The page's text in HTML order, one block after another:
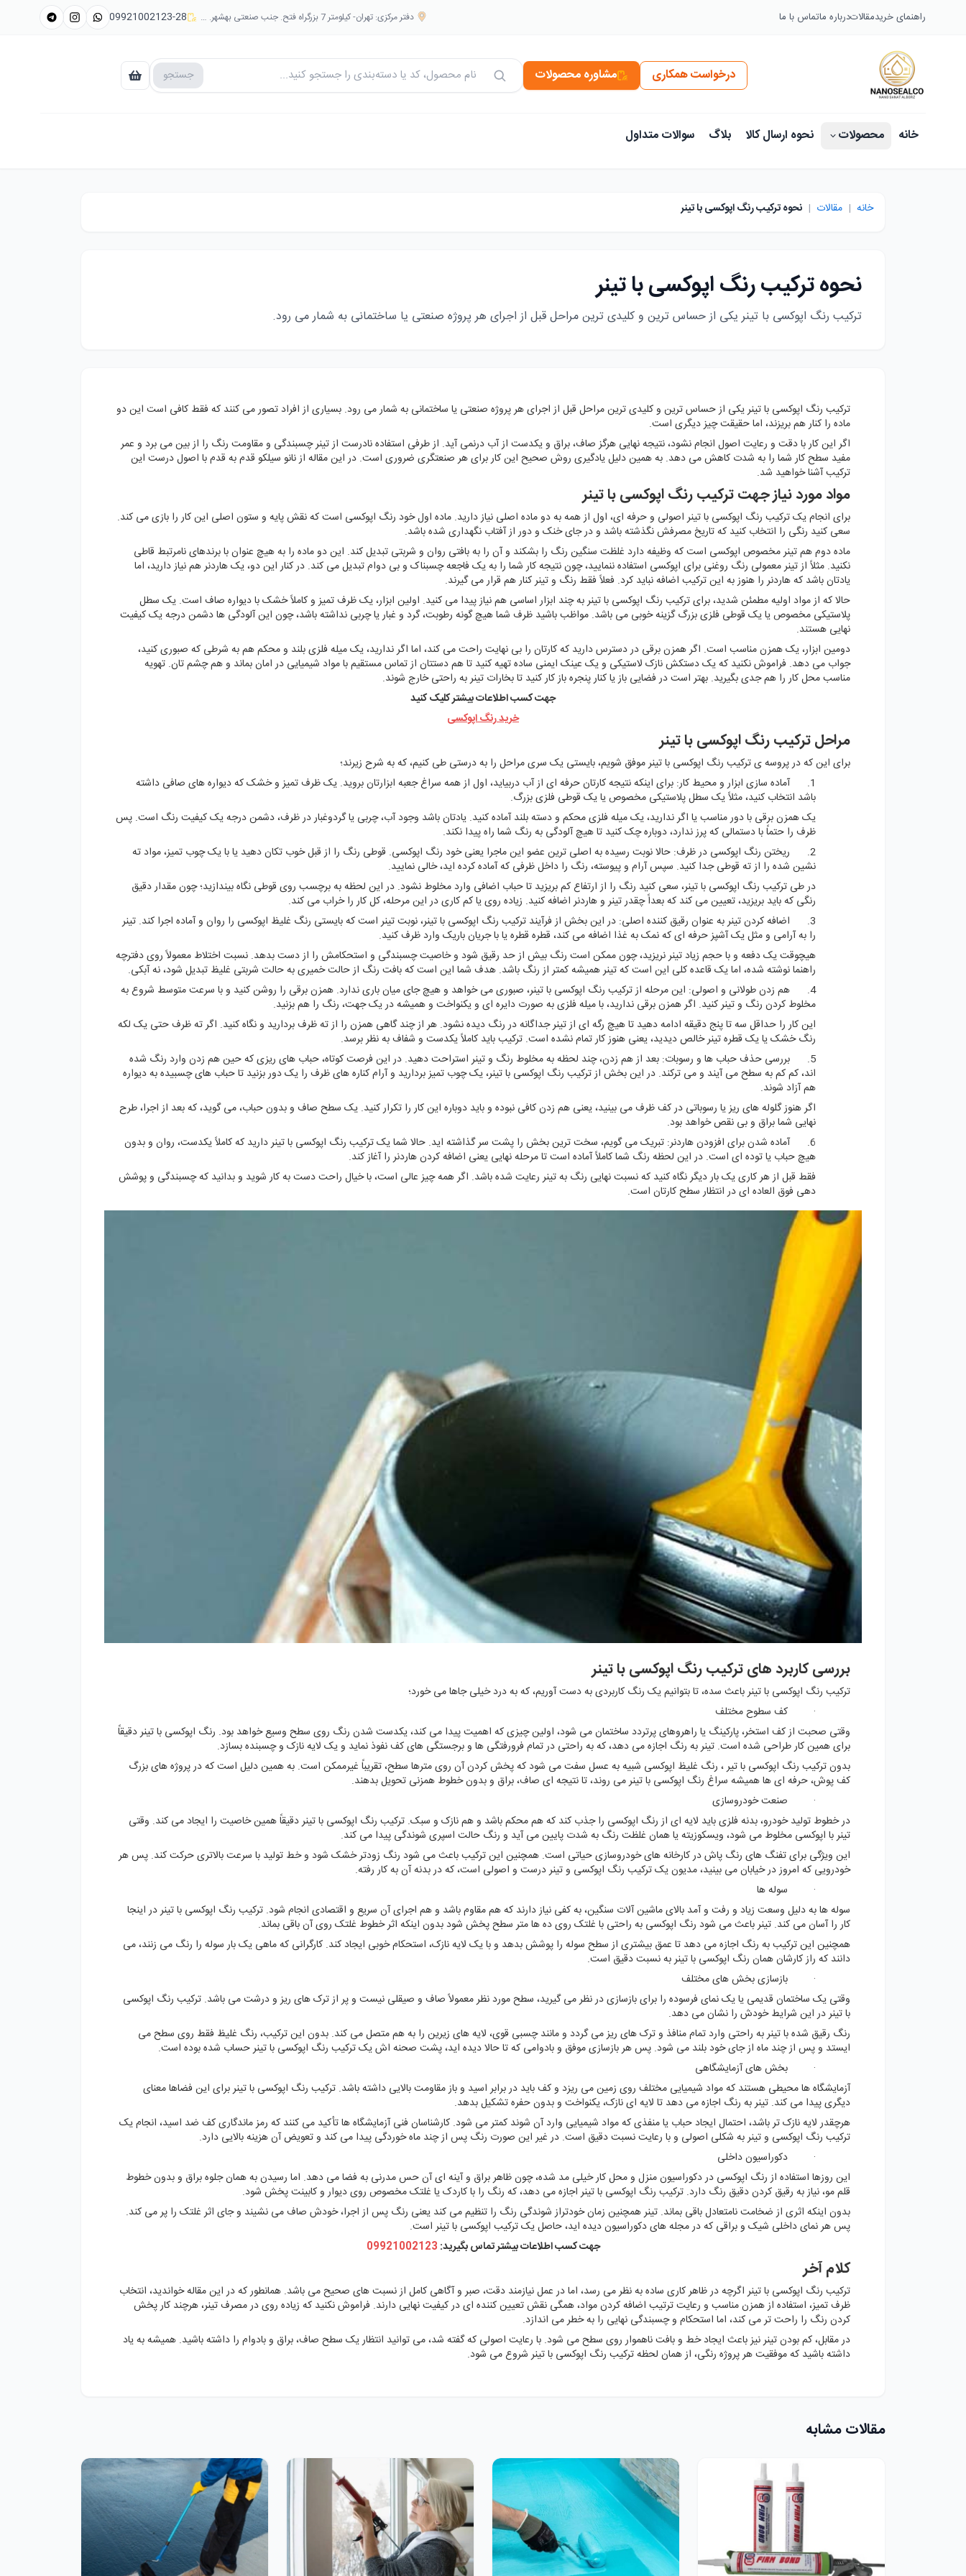
راهنمای خریدمقالاتدرباره ماتماس با ما دفتر مرکزی: تهران- کیلومتر 7 بزرگراه فتح. جنب صنعتی بهشهر. هایپر نانو جهانبخش 09921002123-28
درخواست همکاری مشاوره محصولات جستجو در محصولات جستجو
خانه محصولات نحوه ارسال کالا بلاگ سوالات متداول
خانه | مقالات | نحوه ترکیب رنگ اپوکسی با تینر
نحوه ترکیب رنگ اپوکسی با تینر
ترکیب رنگ اپوکسی با تینر یکی از حساس ترین و کلیدی ترین مراحل قبل از اجرای هر پروژه صنعتی یا ساختمانی به شمار می رود.
ترکیب رنگ اپوکسی با تینر یکی از حساس ترین و کلیدی ترین مراحل قبل از اجرای هر پروژه صنعتی یا ساختمانی به شمار می رود. بسیاری از افراد تصور می کنند که فقط کافی است این دو
ماده را کنار هم بریزند، اما حقیقت چیز دیگری است.
اگر این کار با دقت و رعایت اصول انجام نشود، نتیجه نهایی هرگز صاف، براق و یکدست از آب درنمی آید. از طرفی استفاده نادرست از تینر چسبندگی و مقاومت رنگ را از بین می برد و عمر
مفید سطح کار شما را به شدت کاهش می دهد. به همین دلیل یادگیری روش صحیح این کار برای هر صنعتگری ضروری است. در این مقاله از نانو سیلکو قدم به قدم با اصول درست این
ترکیب آشنا خواهید شد.
مواد مورد نیاز جهت ترکیب رنگ اپوکسی با تینر
برای انجام یک ترکیب رنگ اپوکسی با تینر اصولی و حرفه ای، اول از همه به دو ماده اصلی نیاز دارید. ماده اول خود رنگ اپوکسی است که نقش پایه و ستون اصلی این کار را بازی می کند.
سعی کنید رنگی را انتخاب کنید که تاریخ مصرفش نگذشته باشد و در جای خنک و دور از آفتاب نگهداری شده باشد.
ماده دوم هم تینر مخصوص اپوکسی است که وظیفه دارد غلظت سنگین رنگ را بشکند و آن را به بافتی روان و شربتی تبدیل کند. این دو ماده را به هیچ عنوان با برندهای نامرتبط قاطی
نکنید. مثلاً از تینر معمولی رنگ روغنی برای اپوکسی استفاده ننمایید، چون نتیجه کار شما را به یک فاجعه چسبناک و بی دوام تبدیل می کند. در کنار این دو، یک هاردنر هم نیاز دارید، اما
یادتان باشد که هاردنر را هنوز به این ترکیب اضافه نباید کرد. فعلاً فقط رنگ و تینر کنار هم قرار می گیرند.
حالا که از مواد اولیه مطمئن شدید، برای ترکیب رنگ اپوکسی با تینر به چند ابزار اساسی هم نیاز پیدا می کنید. اولین ابزار، یک ظرف تمیز و کاملاً خشک با دیواره صاف است. یک سطل
پلاستیکی مخصوص یا یک قوطی فلزی بزرگ گزینه خوبی می باشد. مواظب باشید ظرف شما هیچ گونه رطوبت، گرد و غبار یا چربی نداشته باشد، چون این آلودگی ها دشمن درجه یک کیفیت
نهایی هستند.
دومین ابزار، یک همزن مناسب است. اگر همزن برقی در دسترس دارید که کارتان را بی نهایت راحت می کند، اما اگر ندارید، یک میله فلزی بلند و محکم هم به شرطی که صبوری کنید،
جواب می دهد. فراموش نکنید که یک دستکش نازک لاستیکی و یک عینک ایمنی ساده تهیه کنید تا هم دستتان از تماس مستقیم با مواد شیمیایی در امان بماند و هم چشم تان. تهویه
مناسب محل کار را هم جدی بگیرید. بهتر است در فضایی باز یا کنار پنجره باز کار کنید تا بخارات تینر به راحتی خارج شوند.
جهت کسب اطلاعات بیشتر کلیک کنید
خرید رنگ اپوکسی
مراحل ترکیب رنگ اپوکسی با تینر
برای این که در پروسه ی ترکیب رنگ اپوکسی با تینر موفق شویم، بایستی یک سری مراحل را به درستی طی کنیم، که به شرح زیرند؛
1. آماده سازی ابزار و محیط کار: برای اینکه نتیجه کارتان حرفه ای از آب دربیاید، اول از همه سراغ جعبه ابزارتان بروید. یک ظرف تمیز و خشک که دیواره های صافی داشته
باشد انتخاب کنید، مثلاً یک سطل پلاستیکی مخصوص یا یک قوطی فلزی بزرگ.
یک همزن برقی با دور مناسب یا اگر ندارید، یک میله فلزی محکم و دسته بلند آماده کنید. یادتان باشد وجود آب، چربی یا گردوغبار در ظرف، دشمن درجه یک کیفیت رنگ است. پس
ظرف را حتماً با دستمالی که پرز ندارد، دوباره چک کنید تا هیچ آلودگی به رنگ شما راه پیدا نکند.
2. ریختن رنگ اپوکسی در ظرف: حالا نوبت رسیده به اصلی ترین عضو این ماجرا یعنی خود رنگ اپوکسی. قوطی رنگ را از قبل خوب تکان دهید یا با یک چوب تمیز، مواد ته
نشین شده را از ته قوطی جدا کنید. سپس آرام و پیوسته، رنگ را داخل ظرفی که آماده کرده اید، خالی نمایید.
در طی ترکیب رنگ اپوکسی با تینر، سعی کنید رنگ را از ارتفاع کم بریزید تا حباب اضافی وارد مخلوط نشود. در این لحظه به برچسب روی قوطی نگاه بیندازید؛ چون مقدار دقیق
رنگی که باید بریزید، تعیین می کند که بعداً چقدر تینر و هاردنر اضافه کنید. زیاده روی یا کم کاری در این مرحله، کل کار را خراب می کند.
3. اضافه کردن تینر به عنوان رقیق کننده اصلی: در این بخش از فرآیند ترکیب رنگ اپوکسی با تینر، نوبت تینر است که بایستی رنگ غلیظ اپوکسی را روان و آماده اجرا کند. تینر
را به آرامی و مثل یک آشپز حرفه ای که نمک به غذا اضافه می کند، قطره قطره یا با جریان باریک وارد ظرف کنید.
هیچوقت یک دفعه و با حجم زیاد تینر نریزید، چون ممکن است رنگ بیش از حد رقیق شود و خاصیت چسبندگی و استحکامش را از دست بدهد. نسبت اختلاط معمولاً روی دفترچه
راهنما نوشته شده، اما یک قاعده کلی این است که تینر همیشه کمتر از رنگ باشد. هدف شما این است که بافت رنگ از حالت خمیری به حالت شربتی غلیظ تبدیل شود، نه آبکی.
4. هم زدن طولانی و اصولی: این مرحله از ترکیب رنگ اپوکسی با تینر، صبوری می خواهد و هیچ جای میان باری ندارد. همزن برقی را روشن کنید و با سرعت متوسط شروع به
مخلوط کردن رنگ و تینر کنید. اگر همزن برقی ندارید، با میله فلزی به صورت دایره ای و یکنواخت و همیشه در یک جهت، رنگ را هم بزنید.
این کار را حداقل سه تا پنج دقیقه ادامه دهید تا هیچ رگه ای از تینر جداگانه در رنگ دیده نشود. هر از چند گاهی همزن را از ته ظرف بردارید و نگاه کنید. اگر ته ظرف حتی یک لکه
رنگ خشک یا یک قطره تینر خالص دیدید، یعنی هنوز کار تمام نشده است. ترکیب باید کاملاً یکدست و شفاف به نظر برسد.
5. بررسی حذف حباب ها و رسوبات: بعد از هم زدن، چند لحظه به مخلوط رنگ و تینر استراحت دهید. در این فرصت کوتاه، حباب های ریزی که حین هم زدن وارد رنگ شده
اند، کم کم به سطح می آیند و می ترکند. در این بخش از ترکیب رنگ اپوکسی با تینر، یک چوب تمیز بردارید و آرام کناره های ظرف را یک دور بزنید تا حباب های چسبیده به دیواره
هم آزاد شوند.
اگر هنوز گلوله های ریز یا رسوباتی در کف ظرف می بینید، یعنی هم زدن کافی نبوده و باید دوباره این کار را تکرار کنید. یک سطح صاف و بدون حباب، می گوید، که بعد از اجرا، طرح
نهایی شما براق و بی نقص خواهد بود.
6. آماده شدن برای افزودن هاردنر: تبریک می گویم، سخت ترین بخش را پشت سر گذاشته اید. حالا شما یک ترکیب رنگ اپوکسی با تینر دارید که کاملاً یکدست، روان و بدون
هیچ حباب یا توده ای است. در این لحظه رنگ شما کاملاً آماده است تا مرحله نهایی یعنی اضافه کردن هاردنر را آغاز کند.
فقط قبل از هر کاری یک بار دیگر نگاه کنید که نسبت نهایی رنگ به تینر رعایت شده باشد. اگر همه چیز عالی است، با خیال راحت دست به کار شوید و بدانید که چسبندگی و پوشش
دهی فوق العاده ای در انتظار سطح کارتان است.
بررسی کاربرد های ترکیب رنگ اپوکسی با تینر
ترکیب رنگ اپوکسی با تینر باعث سده، تا بتوانیم یک رنگ کاربردی به دست آوریم، که به درد خیلی جاها می خورد؛
· کف سطوح مختلف
وقتی صحبت از کف استخر، پارکینگ یا راهروهای پرتردد ساختمان می شود، اولین چیزی که اهمیت پیدا می کند، یکدست شدن رنگ روی سطح وسیع خواهد بود‌. رنگ اپوکسی با تینر دقیقاً
برای همین کار طراحی شده است. تینر به رنگ اجازه می دهد، که به راحتی در تمام فرورفتگی ها و برجستگی های کف نفوذ نماید و یک لایه نازک و چسبنده بسازد.
بدون ترکیب رنگ اپوکسی با تیر ، رنگ غلیظ اپوکسی شبیه به عسل سفت می شود که پخش کردن آن روی مترها سطح، تقریباً غیرممکن است. به همین دلیل است که در پروژه های بزرگ
کف پوش، حرفه ای ها همیشه سراغ رنگ اپوکسی با تینر می روند، تا نتیجه ای صاف، براق و بدون خطوط همزنی تحویل بدهند.
· صنعت خودروسازی
در خطوط تولید خودرو، بدنه فلزی باید لایه ای از رنگ اپوکسی را جذب کند که هم محکم باشد و هم نازک و سبک. ترکیب رنگ اپوکسی با تینر دقیقاً همین خاصیت را ایجاد می کند. وقتی
تینر با اپوکسی مخلوط می شود، ویسکوزیته یا همان غلظت رنگ به شدت پایین می آید و رنگ حالت اسپری شوندگی پیدا می کند.
این ویژگی برای تفنگ های رنگ پاش در کارخانه های خودروسازی حیاتی است. همچنین این ترکیب باعث می شود رنگ زودتر خشک شود و خط تولید با سرعت بالاتری حرکت کند. پس هر
خودرویی که امروز در خیابان می بینید، مدیون یک ترکیب رنگ اپوکسی و تینر درست و اصولی است، که در بدنه آن به کار رفته.
· سوله ها
سوله ها به دلیل وسعت زیاد و رفت و آمد بالای ماشین آلات سنگین، به کفی نیاز دارند که هم مقاوم باشد و هم اجرای آن سریع و اقتصادی انجام شود. ترکیب رنگ اپوکسی با تینر در اینجا
کار را آسان می کند. تینر باعث می شود رنگ اپوکسی به راحتی با غلتک روی ده ها متر سطح پخش شود بدون اینکه اثر خطوط غلتک روی آن باقی بماند.
همچنین این ترکیب به رنگ اجازه می دهد تا عمق بیشتری از سطح سوله را پوشش بدهد و با یک لایه نازک، استحکام خوبی ایجاد کند. کارگرانی که ماهی یک بار سوله را رنگ می زنند، می
دانند که راز کارشان همان رنگ اپوکسی با تینر به نسبت دقیق است.
· بازسازی بخش های مختلف
وقتی یک ساختمان قدیمی یا یک نمای فرسوده را برای بازسازی در نظر می گیرید، سطح مورد نظر معمولاً صاف و صیقلی نیست و پر از ترک های ریز و درشت می باشد. ترکیب رنگ اپوکسی
با تینر در این شرایط خودش را نشان می دهد.
رنگ رقیق شده با تینر به راحتی وارد تمام منافذ و ترک های ریز می گردد و مانند چسبی قوی، لایه های زیرین را به هم متصل می کند. بدون این ترکیب، رنگ غلیظ فقط روی سطح می
ایستد و پس از چند ماه از جای خود بلند می شود. پس هر بازسازی موفق و بادوامی که تا حالا دیده اید، پشت صحنه اش یک ترکیب رنگ اپوکسی با تینر حساب شده بوده است.
· بخش های آزمایشگاهی
آزمایشگاه ها محیطی هستند که مواد شیمیایی مختلف روی زمین می ریزد و کف باید در برابر اسید و باز مقاومت بالایی داشته باشد. ترکیب رنگ اپوکسی با تینر برای این فضاها معنای
دیگری پیدا می کند. تینر به رنگ اجازه می دهد تا لایه ای نازک، یکنواخت و بدون حفره تشکیل بدهد.
هرچقدر لایه نازک تر باشد، احتمال ایجاد حباب یا منفذی که مواد شیمیایی وارد آن شوند کمتر می شود. کارشناسان فنی آزمایشگاه ها تأکید می کنند که رمز ماندگاری کف ضد اسید، انجام یک
ترکیب رنگ اپوکسی و تینر به شکلی اصولی و با رعایت نسبت دقیق است. در غیر این صورت رنگ پس از چند ماه خوردگی پیدا می کند و تعویض آن هزینه بالایی دارد.
· دکوراسیون داخلی
این روزها استفاده از رنگ اپوکسی در دکوراسیون منزل و محل کار خیلی مد شده، چون ظاهر براق و آینه ای آن حس مدرنی به فضا می دهد. اما رسیدن به همان جلوه براق و بدون خطوط
قلم مو، نیاز به رقیق کردن دقیق رنگ دارد. ترکیب رنگ اپوکسی با تینر اجازه می دهد، که رنگ را با کاردک یا غلتک مخصوص روی دیوار و کابینت پخش شود.
بدون اینکه اثری از ضخامت نامتعادل باقی بماند. تینر همچنین زمان خودتراز شوندگی رنگ را تنظیم می کند یعنی رنگ پس از اجرا، خودش صاف می نشیند و جای اثر غلتک را پر می کند.
پس هر نمای داخلی شیک و براقی که در مجله های دکوراسیون دیده اید، حاصل یک ترکیب اپوکسی با تینر است.
جهت کسب اطلاعات بیشتر تماس بگیرید: 09921002123
کلام آخر
ترکیب رنگ اپوکسی با تینر اگرچه در ظاهر کاری ساده به نظر می رسد، اما در عمل نیازمند دقت، صبر و آگاهی کامل از نسبت های صحیح می باشد. همانطور که در این مقاله خواندید، انتخاب
ظرف تمیز، استفاده از همزن مناسب و رعایت ترتیب اضافه کردن مواد، همگی نقش تعیین کننده ای در کیفیت نهایی دارند. فراموش نکنید که زیاده روی در مصرف تینر، هرچند کار پخش
کردن رنگ را راحت تر می کند، اما استحکام و چسبندگی نهایی را به خطر می اندازد.
در مقابل، کم بودن تینر نیز باعث ایجاد خط و بافت ناهموار روی سطح می شود. با رعایت اصولی که گفته شد، می توانید انتظار یک سطح صاف، براق و بادوام را داشته باشید. همیشه به یاد
داشته باشید که موفقیت هر پروژه رنگی، از همان لحظه ترکیب رنگ اپوکسی با تینر شروع می شود.
مقالات مشابه